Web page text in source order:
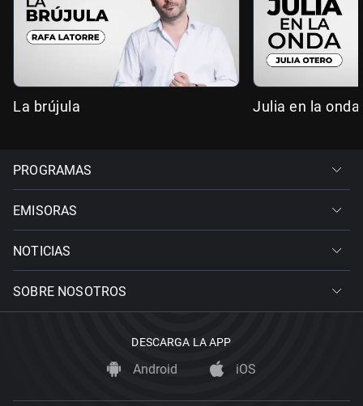
La brújula Julia en la onda
PROGRAMAS
EMISORAS
NOTICIAS
SOBRE NOSOTROS
DESCARGA LA APP
Android iOS